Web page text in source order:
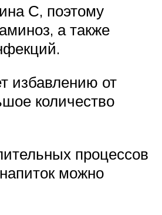
С, поэтому
а также
избавлению от
количество
процессов
можно